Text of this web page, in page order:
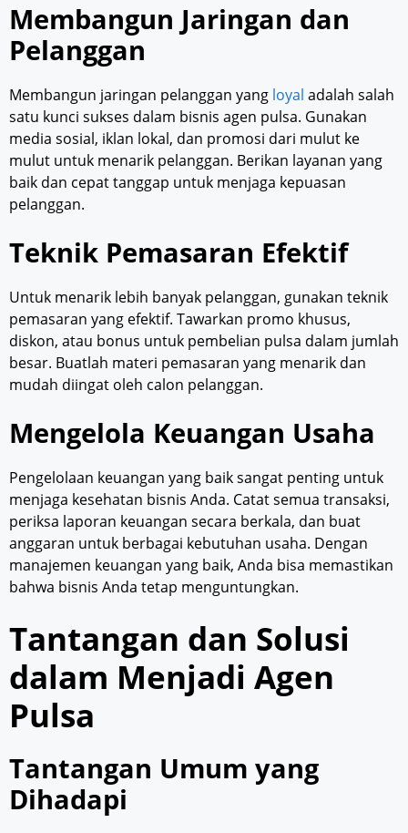
Membangun Jaringan dan
Pelanggan
Membangun jaringan pelanggan yang loyal adalah salah
satu kunci sukses dalam bisnis agen pulsa. Gunakan
media sosial, iklan lokal, dan promosi dari mulut ke
mulut untuk menarik pelanggan. Berikan layanan yang
baik dan cepat tanggap untuk menjaga kepuasan
pelanggan.
Teknik Pemasaran Efektif
Untuk menarik lebih banyak pelanggan, gunakan teknik
pemasaran yang efektif. Tawarkan promo khusus,
diskon, atau bonus untuk pembelian pulsa dalam jumlah
besar. Buatlah materi pemasaran yang menarik dan
mudah diingat oleh calon pelanggan.
Mengelola Keuangan Usaha
Pengelolaan keuangan yang baik sangat penting untuk
menjaga kesehatan bisnis Anda. Catat semua transaksi,
periksa laporan keuangan secara berkala, dan buat
anggaran untuk berbagai kebutuhan usaha. Dengan
manajemen keuangan yang baik, Anda bisa memastikan
bahwa bisnis Anda tetap menguntungkan.
Tantangan dan Solusi
dalam Menjadi Agen
Pulsa
Tantangan Umum yang
Dihadapi